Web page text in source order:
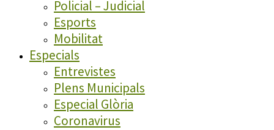
Policial – Judicial
Esports
Mobilitat
Especials
Entrevistes
Plens Municipals
Especial Glòria
Coronavirus